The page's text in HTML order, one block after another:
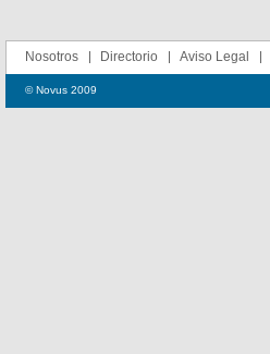
Nosotros Directorio Aviso Legal
© Novus 2009